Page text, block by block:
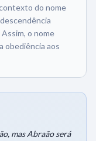
do nome
o nome
obediência aos
mas Abraão será